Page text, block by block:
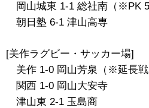
岡山城東 1-1 総社南（※PK
朝日塾 6-1 津山高専
[美作ラグビー・サッカー場]
美作 1-0 岡山芳泉（※延長戦
関西 1-0 岡山大安寺
津山東 2-1 玉島商